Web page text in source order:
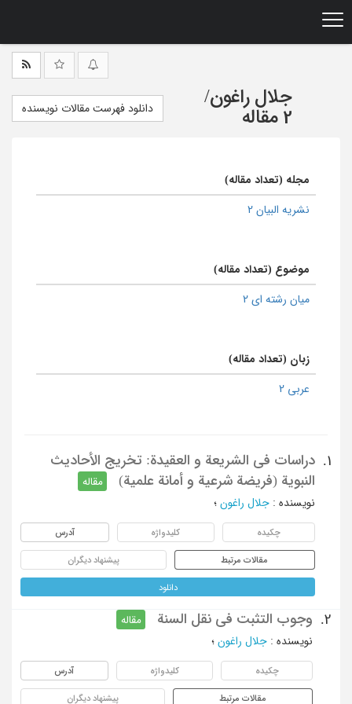
جلال راغون/
2 مقاله
دانلود فهرست مقالات نویسنده
مجله (تعداد مقاله)
نشریه البیان 2
موضوع (تعداد مقاله)
میان رشته ای 2
زبان (تعداد مقاله)
عربی 2
1.
دراسات فی الشریعة و العقیدة: تخریج الأحادیث
النبویة (فریضة شرعیة و أمانة علمیة)
مقاله
نویسنده : جلال راغون ؛
چکیده کلیدواژه آدرس
مقالات مرتبط پیشنهاد دیگران
دانلود
2. وجوب التثبت فی نقل السنة
مقاله
نویسنده : جلال راغون ؛
چکیده کلیدواژه آدرس
مقالات مرتبط پیشنهاد دیگران